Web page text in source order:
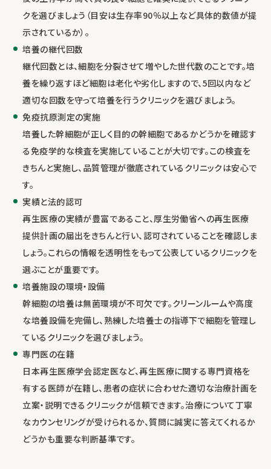
クを選びましょう（目安は生存率90％以上など具体的数値が提
示されているか）。
培養の継代回数
継代回数とは、細胞を分裂させて増やした世代数のことです。培
養を繰り返すほど細胞は老化や劣化しますので、5回以内など
適切な回数を守って培養を行うクリニックを選びましょう。
免疫抗原測定の実施
培養した幹細胞が正しく目的の幹細胞であるかどうかを確認す
る免疫学的な検査を実施していることが大切です。この検査を
きちんと実施し、品質管理が徹底されているクリニックは安心で
す。
実績と法的認可
再生医療の実績が豊富であること、厚生労働省への再生医療
提供計画の届出をきちんと行い、認可されていることを確認しま
しょう。これらの情報を透明性をもって公表しているクリニックを
選ぶことが重要です。
培養施設の環境・設備
幹細胞の培養は無菌環境が不可欠です。クリーンルームや高度
な培養設備を完備し、熟練した培養士の指導下で細胞を管理し
ているクリニックを選びましょう。
専門医の在籍
日本再生医療学会認定医など、再生医療に関する専門資格を
有する医師が在籍し、患者の症状に合わせた適切な治療計画を
立案・説明できるクリニックが信頼できます。治療について丁寧
なカウンセリングが受けられるか、質問に誠実に答えてくれるか
どうかも重要な判断基準です。